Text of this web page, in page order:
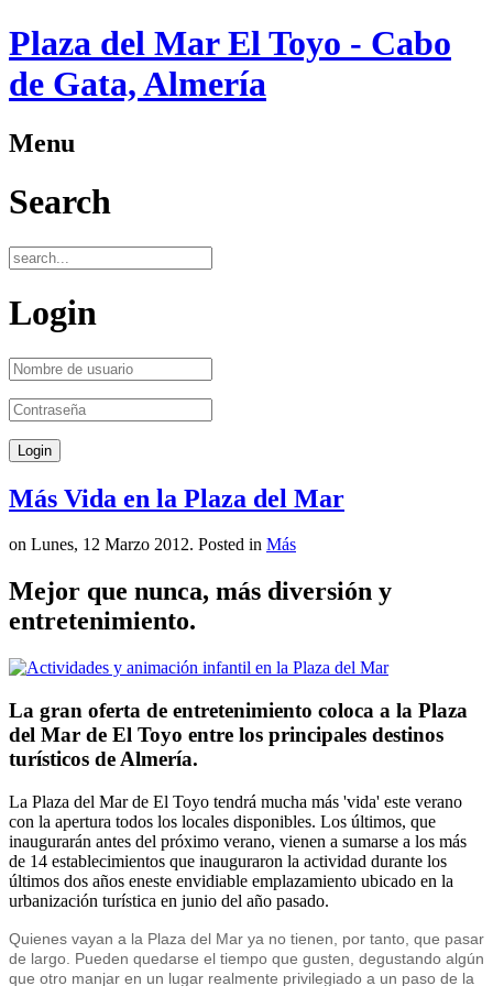
Plaza del Mar El Toyo - Cabo
de Gata, Almería
Menu
Search
Login
Más Vida en la Plaza del Mar
on Lunes, 12 Marzo 2012. Posted in Más
Mejor que nunca, más diversión y
entretenimiento.
La gran oferta de entretenimiento coloca a la Plaza
del Mar de El Toyo entre los principales destinos
turísticos de Almería.
La Plaza del Mar de El Toyo tendrá mucha más 'vida' este verano
con la apertura todos los locales disponibles. Los últimos, que
inaugurarán antes del próximo verano, vienen a sumarse a los más
de 14 establecimientos que inauguraron la actividad durante los
últimos dos años eneste envidiable emplazamiento ubicado en la
urbanización turística en junio del año pasado.
Quienes vayan a la Plaza del Mar ya no tienen, por tanto, que pasar
de largo. Pueden quedarse el tiempo que gusten, degustando algún
que otro manjar en un lugar realmente privilegiado a un paso de la